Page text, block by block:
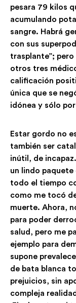
pesara 79 kilos
acumulando
sangre. Habrá
con sus
trasplante”;
otros tres
calificación
única que se
idónea y sólo
Estar gordo no
también ser
inútil, de
un lindo
todo el tiempo
como me tocó
muerte. Ahora,
para poder
salud, pero me
ejemplo para
supone
de bata blanca
prejuicios, sin
compleja